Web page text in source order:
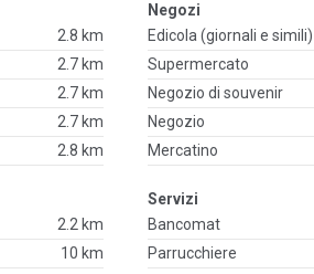
2.8 km
2.7 km
2.7 km
2.7 km
2.8 km
2.2 km
10 km
Negozi
Edicola (giornali e simili)
Supermercato
Negozio di souvenir
Negozio
Mercatino
Servizi
Bancomat
Parrucchiere